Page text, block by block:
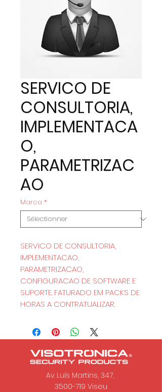
SERVICO DE
CONSULTORIA,
IMPLEMENTACA
O,
PARAMETRIZAC
AO
Marca *
SERVICO DE CONSULTORIA,
IMPLEMENTACAO,
PARAMETRIZACAO,
CONFIGURACAO DE SOFTWARE E
SUPORTE. FATURADO EM PACKS DE
HORAS A CONTRATUALIZAR.
Av. Luís Martins, 347,
3500-719 Viseu